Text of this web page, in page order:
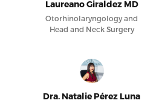
Laureano Giraldez MD
Otorhinolaryngology and
Head and Neck Surgery
Dra. Natalie Pérez Luna